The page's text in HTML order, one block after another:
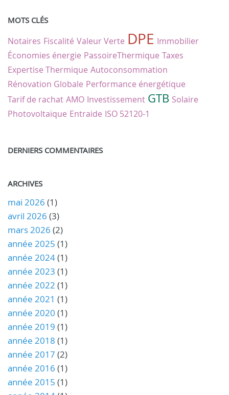
MOTS CLÉS
Notaires Fiscalité Valeur Verte DPE Immobilier
Économies énergie PassoireThermique Taxes
Expertise Thermique Autoconsommation
Rénovation Globale Performance énergétique
Tarif de rachat AMO Investissement GTB Solaire
Photovoltaïque Entraide ISO 52120-1
DERNIERS COMMENTAIRES
ARCHIVES
mai 2026 (1)
avril 2026 (3)
mars 2026 (2)
année 2025 (1)
année 2024(1)
année 2023 (1)
année 2022 (1)
année 2021 (1)
année 2020 (1)
année 2019 (1)
année 2018 (1)
année 2017 (2)
année 2016 (1)
année 2015 (1)